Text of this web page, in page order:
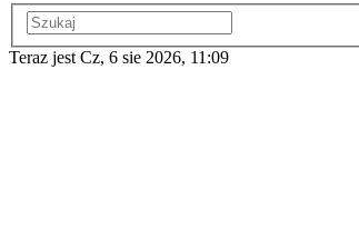
Teraz jest Cz, 6 sie 2026, 11:09